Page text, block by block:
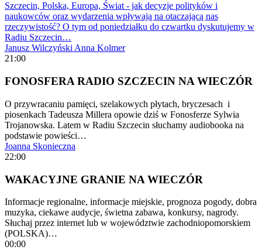
Szczecin, Polska, Europa, Świat - jak decyzje polityków i
naukowców oraz wydarzenia wpływają na otaczającą nas
rzeczywistość? O tym od poniedziałku do czwartku dyskutujemy w
Radiu Szczecin…
Janusz WilczyńskiAnna Kolmer
21:00
FONOSFERA RADIO SZCZECIN NA WIECZÓR
O przywracaniu pamięci, szelakowych płytach, bryczesach i
piosenkach Tadeusza Millera opowie dziś w Fonosferze Sylwia
Trojanowska. Latem w Radiu Szczecin słuchamy audiobooka na
podstawie powieści…
Joanna Skonieczna
22:00
WAKACYJNE GRANIE NA WIECZÓR
Informacje regionalne, informacje miejskie, prognoza pogody, dobra
muzyka, ciekawe audycje, świetna zabawa, konkursy, nagrody.
Słuchaj przez internet lub w województwie zachodniopomorskiem
(POLSKA)…
00:00